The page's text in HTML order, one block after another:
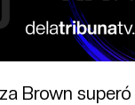
Brown